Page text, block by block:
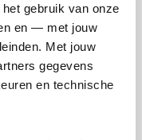
gebruik van onze
en — met jouw
Met jouw
gegevens
en technische